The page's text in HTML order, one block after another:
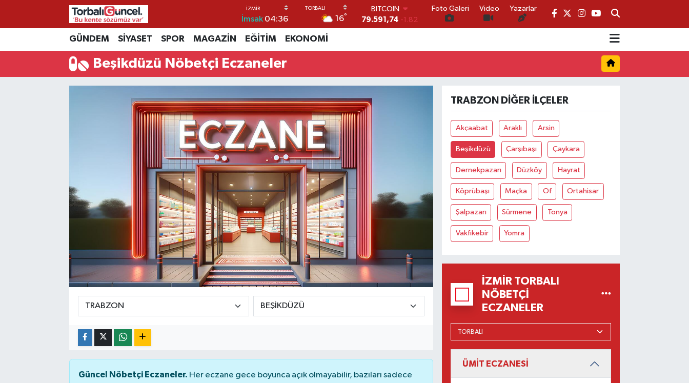
İmsak 04:36 16°
BITCOIN
79.591,74 -1.82
DOLAR
EURO
61,60380 0.18
6862,09000
Foto Galeri Video Yazarlar
GÜNDEM SİYASET SPOR MAGAZİN EĞİTİM EKONOMİ
Beşikdüzü Nöbetçi Eczaneler
Güncel Nöbetçi Eczaneler. Her eczane gece boyunca açık olmayabilir, bazıları sadece
TRABZON DIĞER İLÇELER
Akçaabat Araklı Arsin
Beşikdüzü Çarşıbaşı Çaykara
Dernekpazarı Düzköy Hayrat
Köprübaşı Maçka Of Ortahisar
Şalpazarı Sürmene Tonya
Vakfıkebir Yomra
İZMIR TORBALI
NÖBETÇI
ECZANELER
ÜMİT ECZANESİ
İzmir Nöbetçi Eczaneler
İzmir Hava Durumu
İzmir Trafik Yoğunluk Haritası
Son Dakika Haberleri